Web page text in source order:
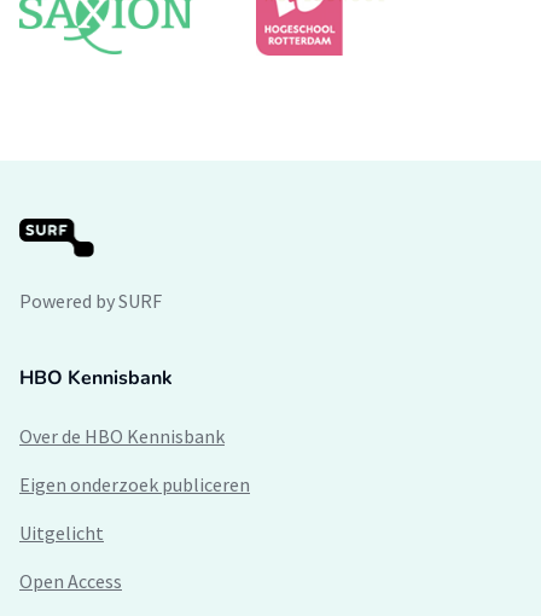
Powered by SURF
HBO Kennisbank
Over de HBO Kennisbank
Eigen onderzoek publiceren
Uitgelicht
Open Access